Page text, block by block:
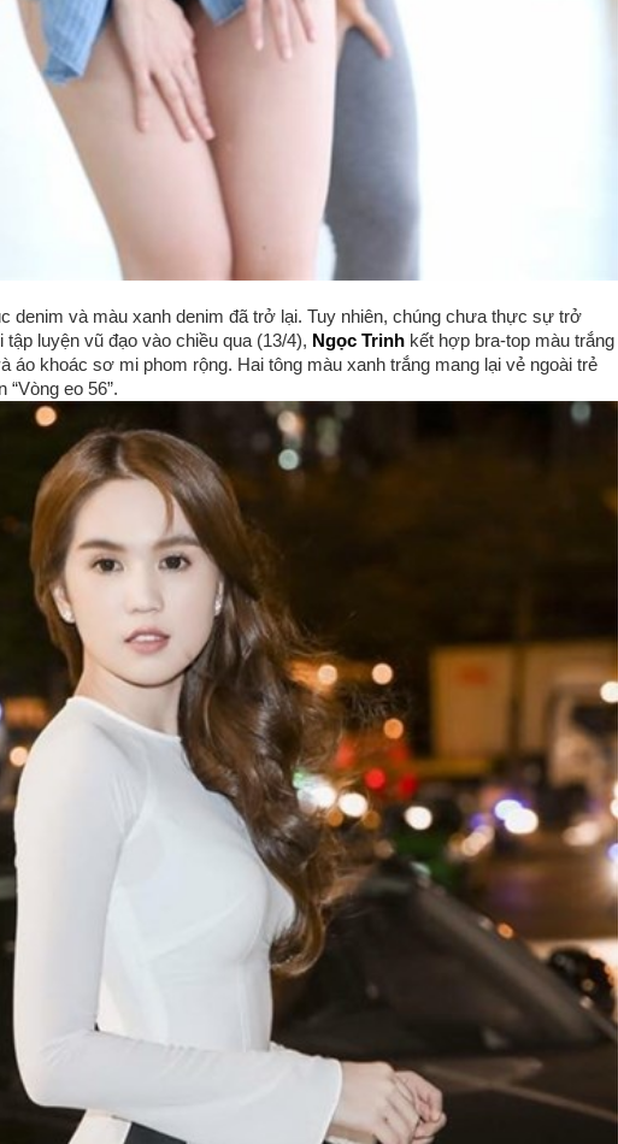
denim và màu xanh denim đã trở lại. Tuy nhiên, chúng chưa thực sự trở
luyện vũ đạo vào chiều qua (13/4), Ngọc Trinh kết hợp bra-top màu trắng
áo khoác sơ mi phom rộng. Hai tông màu xanh trắng mang lại vẻ ngoài trẻ
eo 56”.